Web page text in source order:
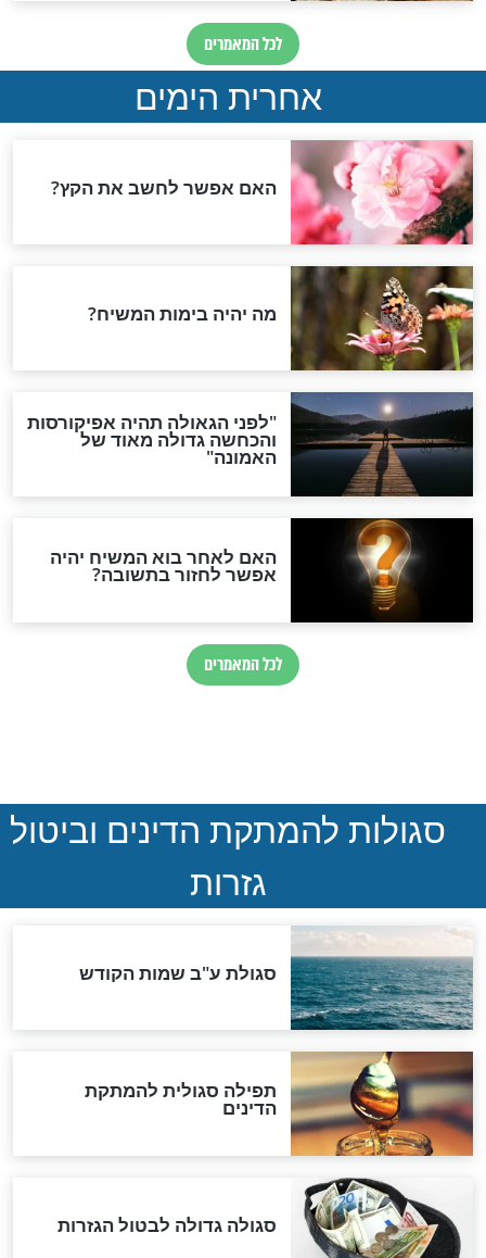
מילה בזמנה" האדמו"ר שחזה את הקורונה
חדשות יהדות
הותר לפרסום: לוחמי מילואים
נהרגו בדרום לבנון
ההסכם החשאי של טראמפ
ואיראן: בלי שקיפות ועם הרבה
"מודה לקב"ה על כל השנים"
לכל המאמרים
אחרית הימים
האם אפשר לחשב את הקץ?